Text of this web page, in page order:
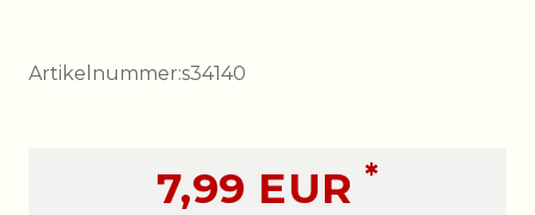
Artikelnummer:s34140
7,99 EUR *